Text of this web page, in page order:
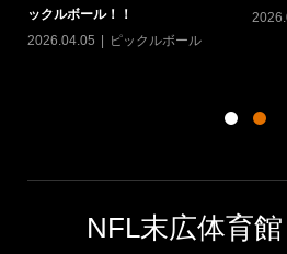
ックルボール！！
2026.04.05
ピックルボール
NFL末広体育館